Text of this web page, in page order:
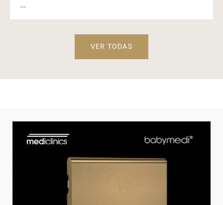
...
VER TODAS